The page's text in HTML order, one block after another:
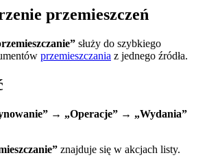
przemieszczeń
służy do szybkiego
przemieszczania z jednego źródła.
→ „Operacje” → „Wydania”
znajduje się w akcjach listy.